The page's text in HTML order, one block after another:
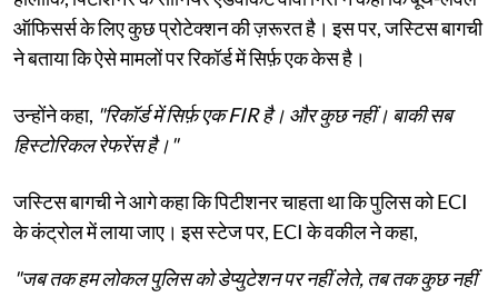
ऑफिसर्स के लिए कुछ प्रोटेक्शन की ज़रूरत है। इस पर, जस्टिस बागची
ने बताया कि ऐसे मामलों पर रिकॉर्ड में सिर्फ़ एक केस है।
उन्होंने कहा, "रिकॉर्ड में सिर्फ़ एक FIR है। और कुछ नहीं। बाकी सब
हिस्टोरिकल रेफरेंस है।"
जस्टिस बागची ने आगे कहा कि पिटीशनर चाहता था कि पुलिस को ECI
के कंट्रोल में लाया जाए। इस स्टेज पर, ECI के वकील ने कहा,
"जब तक हम लोकल पुलिस को डेप्युटेशन पर नहीं लेते, तब तक कुछ नहीं